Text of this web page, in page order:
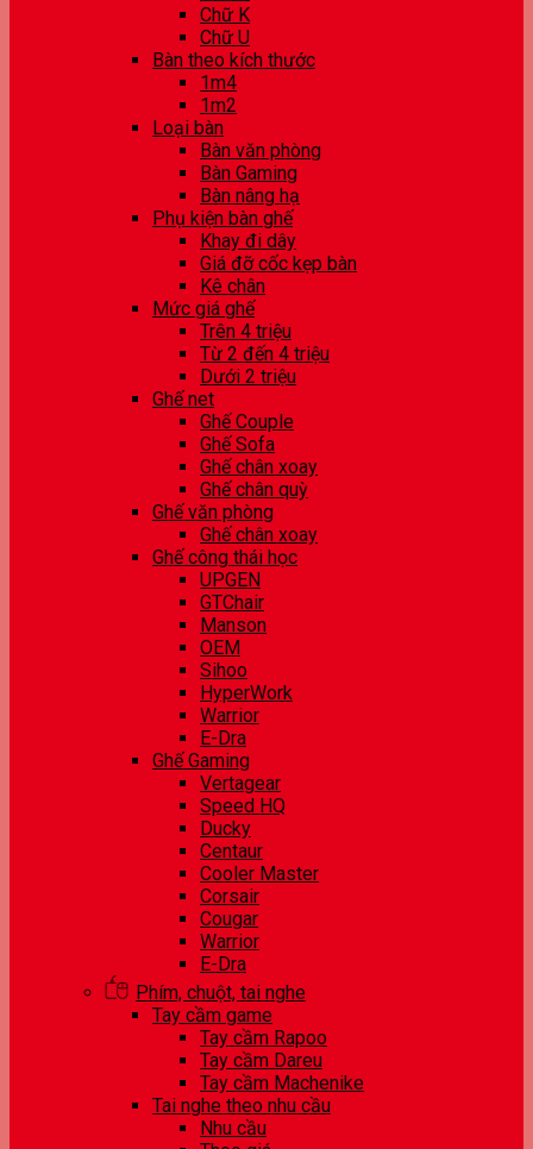
Chữ K
Chữ U
Bàn theo kích thước
1m4
1m2
Loại bàn
Bàn văn phòng
Bàn Gaming
Bàn nâng hạ
Phụ kiện bàn ghế
Khay đi dây
Giá đỡ cốc kẹp bàn
Kê chân
Mức giá ghế
Trên 4 triệu
Từ 2 đến 4 triệu
Dưới 2 triệu
Ghế net
Ghế Couple
Ghế Sofa
Ghế chân xoay
Ghế chân quỳ
Ghế văn phòng
Ghế chân xoay
Ghế công thái học
UPGEN
GTChair
Manson
OEM
Sihoo
HyperWork
Warrior
E-Dra
Ghế Gaming
Vertagear
Speed HQ
Ducky
Centaur
Cooler Master
Corsair
Cougar
Warrior
E-Dra
Phím, chuột, tai nghe
Tay cầm game
Tay cầm Rapoo
Tay cầm Dareu
Tay cầm Machenike
Tai nghe theo nhu cầu
Nhu cầu